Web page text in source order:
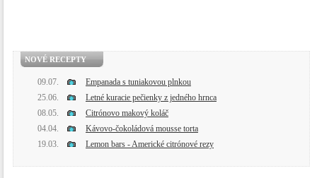
NOVÉ RECEPTY
09.07.
Empanada s tuniakovou plnkou
25.06.
Letné kuracie pečienky z jedného hrnca
08.05.
Citrónovo makový koláč
04.04.
Kávovo-čokoládová mousse torta
19.03.
Lemon bars - Americké citrónové rezy